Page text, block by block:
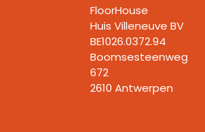
FloorHouse
Huis Villeneuve BV​
BE1026.0372.94
Boomsesteenweg
672
2610 Antwerpen